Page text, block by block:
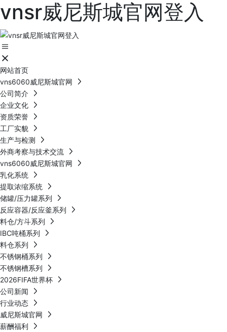
vnsr威尼斯城官网登入
网站首页
vns6060威尼斯城官网
公司简介
企业文化
资质荣誉
工厂实貌
生产与检测
外商考察与技术交流
vns6060威尼斯城官网
乳化系统
提取浓缩系统
储罐/压力罐系列
反应容器/反应釜系列
料仓/方斗系列
IBC吨桶系列
料仓系列
不锈钢桶系列
不锈钢槽系列
2026FIFA世界杯
公司新闻
行业动态
威尼斯城官网
薪酬福利